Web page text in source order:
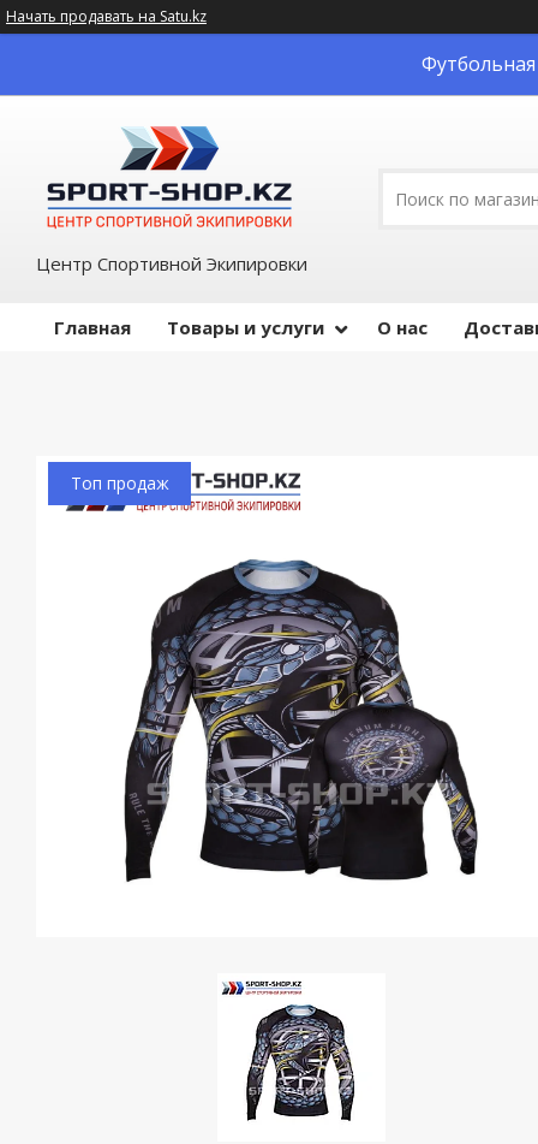
Начать продавать на Satu.kz
Футбольная
Центр Спортивной Экипировки
Главная Товары и услуги О нас
Топ продаж